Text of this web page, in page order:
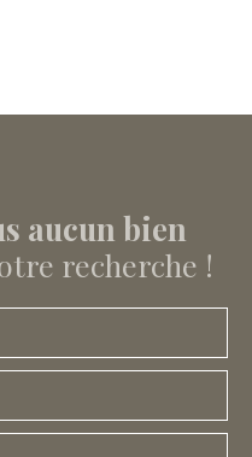
aucun bien
recherche !